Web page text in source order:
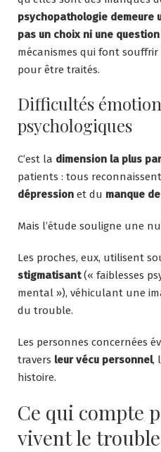
psychopathologie demeure
pas un choix ni une
mécanismes qui font
pour être traités.
Difficultés
psychologiques
C’est la dimension la plus
patients : tous
dépression et du manque
Mais l’étude souligne une
Les proches, eux, utilisent
stigmatisant(« faiblesses
mental »), véhiculant une
du trouble.
Les personnes concernées
travers leur vécu personnel,
histoire.
Ce qui compte
vivent le trouble